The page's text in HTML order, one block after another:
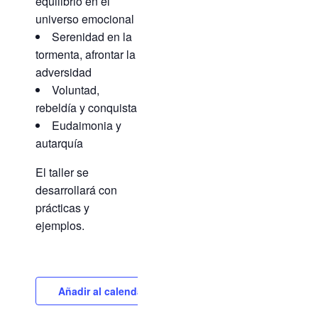
universo emocional
Serenidad en la
tormenta, afrontar la
adversidad
Voluntad,
rebeldía y conquista
Eudaimonia y
autarquía
El taller se
desarrollará con
prácticas y
ejemplos.
Añadir al calendario